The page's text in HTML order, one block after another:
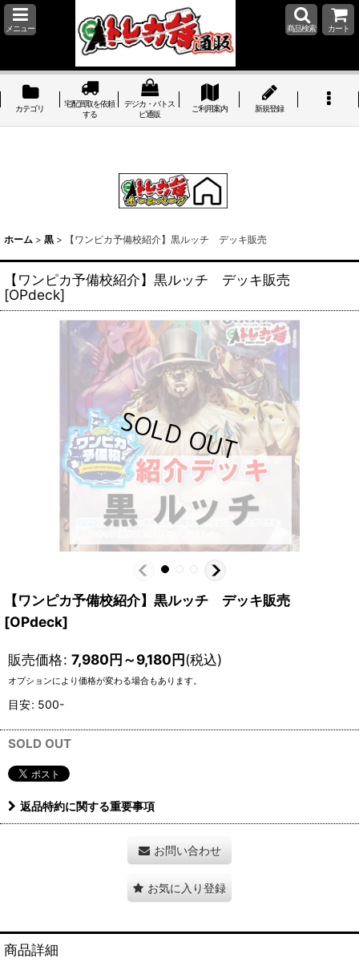
メニュー 商品検索 カート
カテゴリ
宅配買取を依頼
する
デジカ・バトス
ピ通販
ご利用案内 新規登録
ホーム > 黒 > 【ワンピカ予備校紹介】黒ルッチ デッキ販売
【ワンピカ予備校紹介】黒ルッチ デッキ販売
[OPdeck]
【ワンピカ予備校紹介】黒ルッチ デッキ販売
[OPdeck]
販売価格: 7,980円～9,180円(税込)
オプションにより価格が変わる場合もあります。
目安: 500-
SOLD OUT
返品特約に関する重要事項
お問い合わせ
お気に入り登録
商品詳細